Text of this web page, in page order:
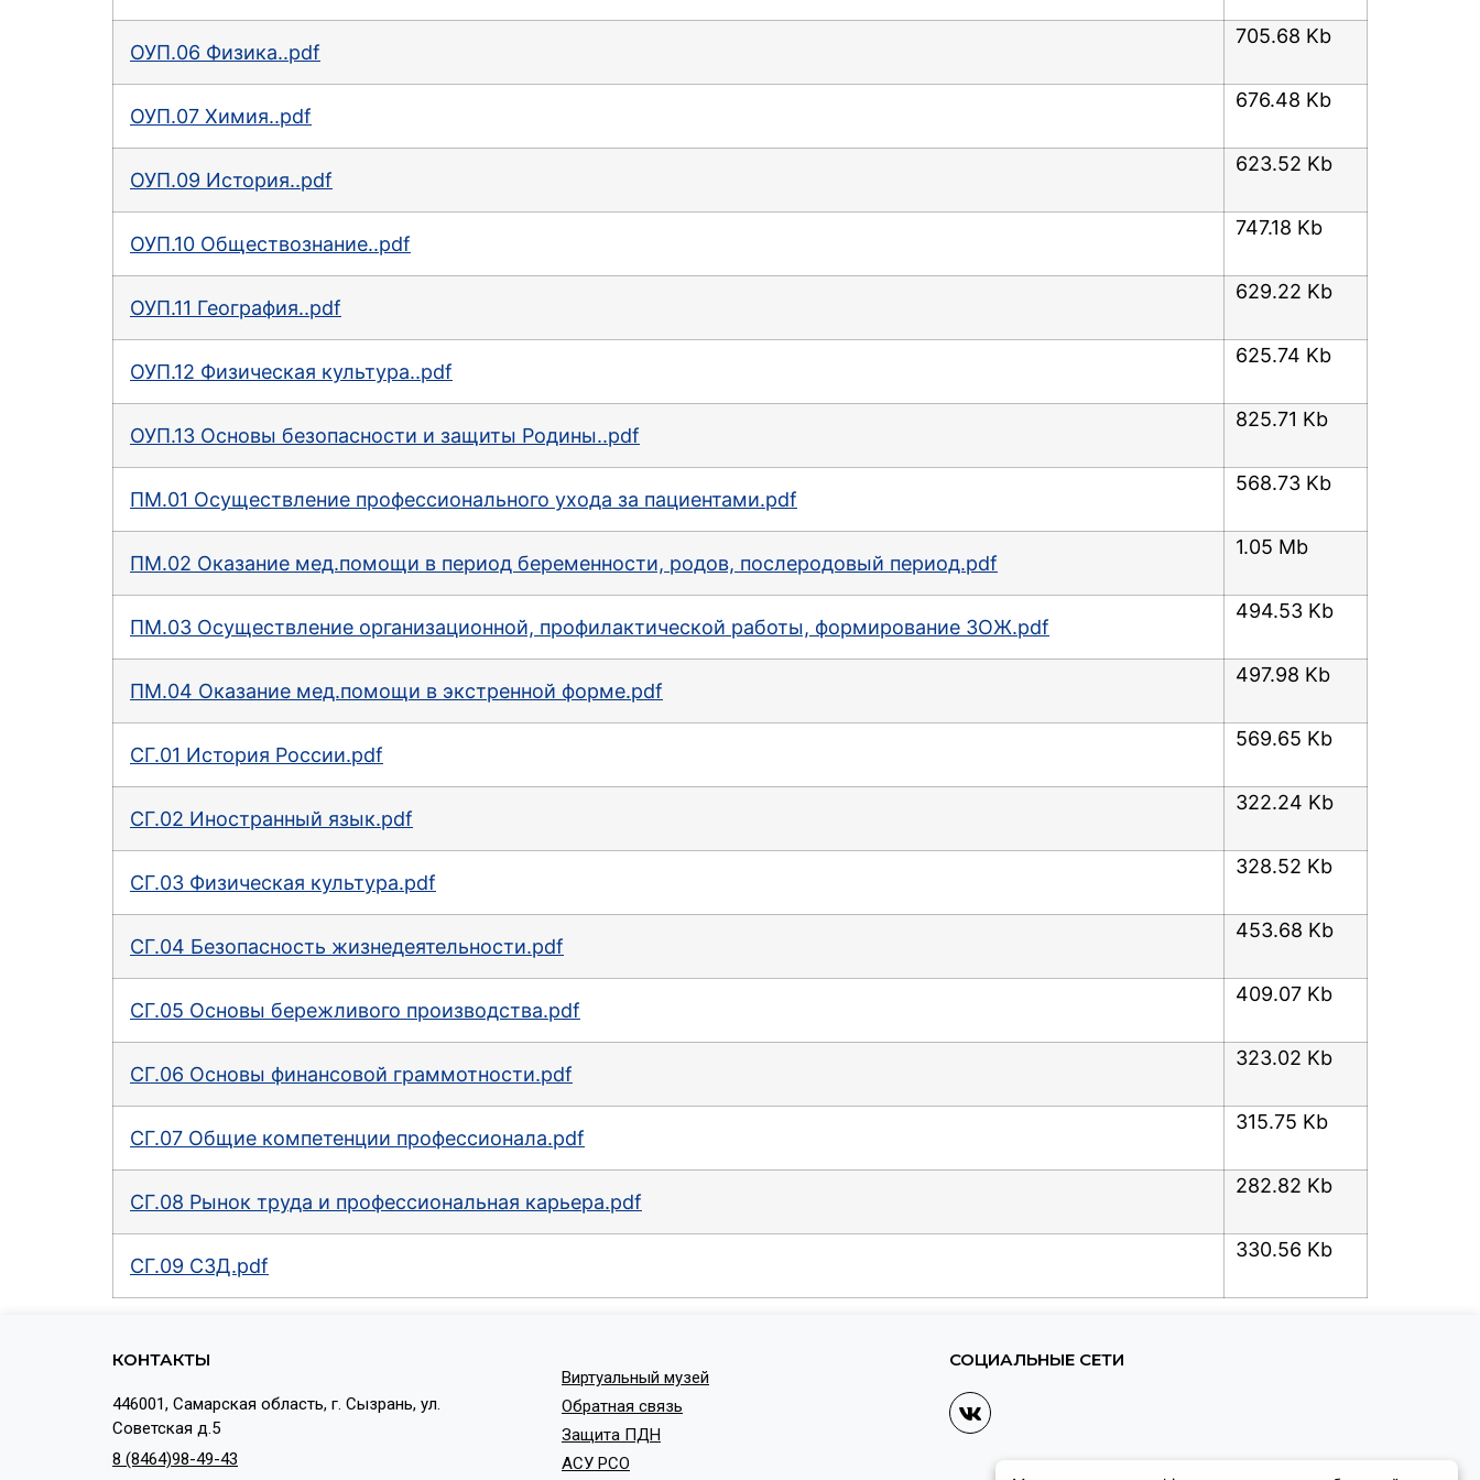
ОУП.06 Физика..pdf
705.68 Kb
ОУП.07 Химия..pdf
676.48 Kb
ОУП.09 История..pdf
623.52 Kb
ОУП.10 Обществознание..pdf
747.18 Kb
ОУП.11 География..pdf
629.22 Kb
ОУП.12 Физическая культура..pdf
625.74 Kb
ОУП.13 Основы безопасности и защиты Родины..pdf
825.71 Kb
ПМ.01 Осуществление профессионального ухода за пациентами.pdf
568.73 Kb
ПМ.02 Оказание мед.помощи в период беременности, родов, послеродовый период.pdf
1.05 Mb
ПМ.03 Осуществление организационной, профилактической работы, формирование ЗОЖ.pdf
494.53 Kb
ПМ.04 Оказание мед.помощи в экстренной форме.pdf
497.98 Kb
СГ.01 История России.pdf
569.65 Kb
СГ.02 Иностранный язык.pdf
322.24 Kb
СГ.03 Физическая культура.pdf
328.52 Kb
СГ.04 Безопасность жизнедеятельности.pdf
453.68 Kb
СГ.05 Основы бережливого производства.pdf
409.07 Kb
СГ.06 Основы финансовой граммотности.pdf
323.02 Kb
СГ.07 Общие компетенции профессионала.pdf
315.75 Kb
СГ.08 Рынок труда и профессиональная карьера.pdf
282.82 Kb
СГ.09 СЗД.pdf
330.56 Kb
КОНТАКТЫ
446001, Самарская область, г. Сызрань, ул.
Советская д.5
8 (8464)98-49-43
Виртуальный музей
Обратная связь
Защита ПДН
АСУ РСО
СОЦИАЛЬНЫЕ СЕТИ